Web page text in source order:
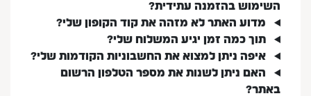
השימוש בהזמנה עתידית?
מדוע האתר לא מזהה את קוד הקופון שלי?
תוך כמה זמן יגיע המשלוח שלי?
איפה ניתן למצוא את החשבוניות הקודמות שלי?
האם ניתן לשנות את מספר הטלפון הרשום
באתר?